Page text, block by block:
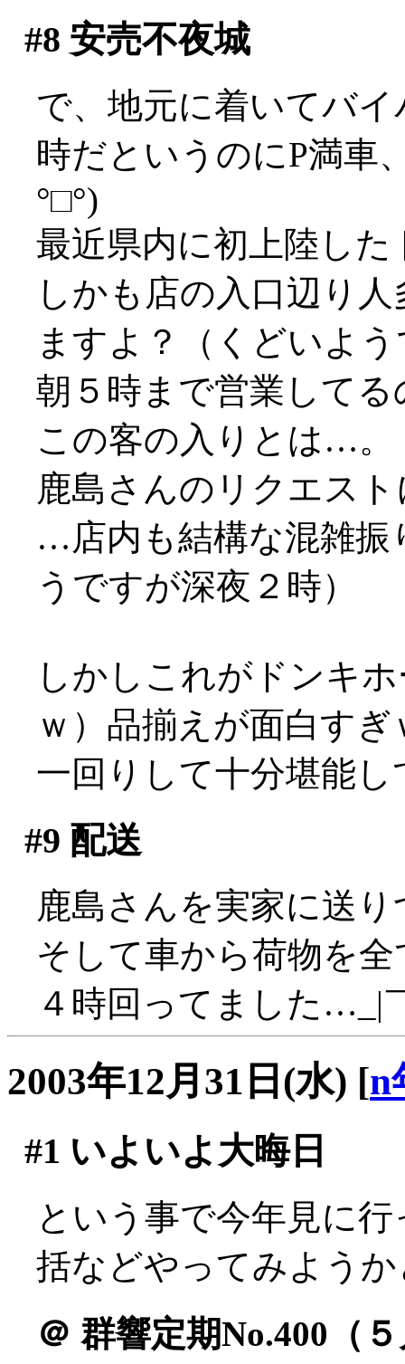
#8 安売不夜城
で、地元に着いてバ
時だというのにP満車
°□°)
最近県内に初上陸し
しかも店の入口辺り
ますよ？（くどいよ
朝５時まで営業して
この客の入りとは…。
鹿島さんのリクエス
…店内も結構な混雑
うですが深夜２時）
しかしこれがドンキ
ｗ）品揃えが面白すぎ
一回りして十分堪能
#9 配送
鹿島さんを実家に送
そして車から荷物を
４時回ってました…_|
2003年12月31日(水) [n
#1 いよいよ大晦日
という事で今年見に
括などやってみよう
＠ 群響定期No.400（